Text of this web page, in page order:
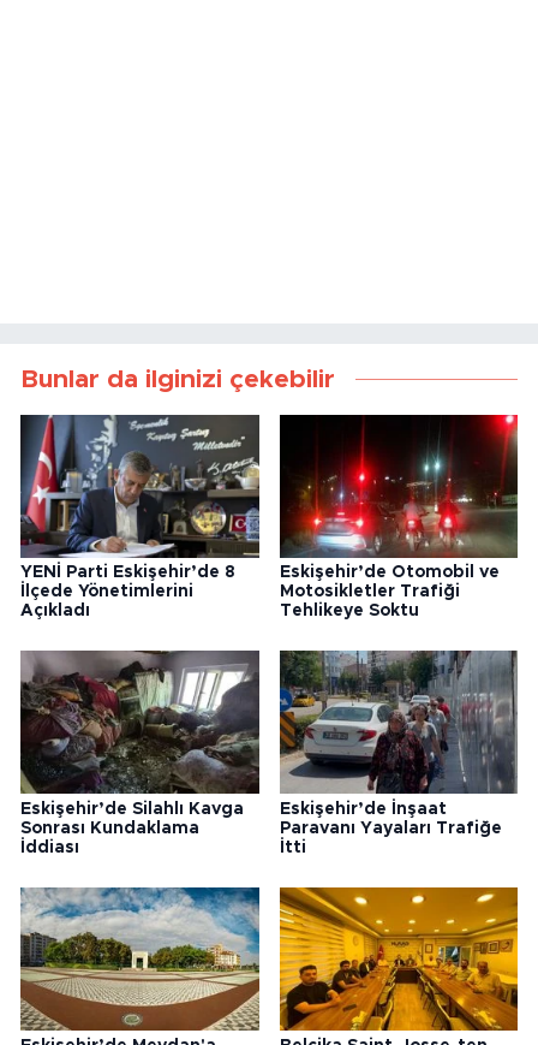
Bunlar da ilginizi çekebilir
YENİ Parti Eskişehir’de 8
İlçede Yönetimlerini
Açıkladı
Eskişehir’de Otomobil ve
Motosikletler Trafiği
Tehlikeye Soktu
Eskişehir’de Silahlı Kavga
Sonrası Kundaklama
İddiası
Eskişehir’de İnşaat
Paravanı Yayaları Trafiğe
İtti